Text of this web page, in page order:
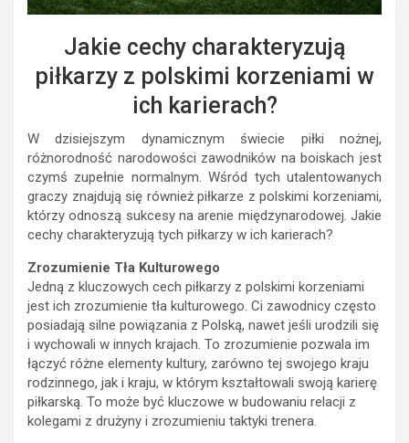
Jakie cechy charakteryzują
piłkarzy z polskimi korzeniami w
ich karierach?
W dzisiejszym dynamicznym świecie piłki nożnej,
różnorodność narodowości zawodników na boiskach jest
czymś zupełnie normalnym. Wśród tych utalentowanych
graczy znajdują się również piłkarze z polskimi korzeniami,
którzy odnoszą sukcesy na arenie międzynarodowej. Jakie
cechy charakteryzują tych piłkarzy w ich karierach?
Zrozumienie Tła Kulturowego
Jedną z kluczowych cech piłkarzy z polskimi korzeniami
jest ich zrozumienie tła kulturowego. Ci zawodnicy często
posiadają silne powiązania z Polską, nawet jeśli urodzili się
i wychowali w innych krajach. To zrozumienie pozwala im
łączyć różne elementy kultury, zarówno tej swojego kraju
rodzinnego, jak i kraju, w którym kształtowali swoją karierę
piłkarską. To może być kluczowe w budowaniu relacji z
kolegami z drużyny i zrozumieniu taktyki trenera.